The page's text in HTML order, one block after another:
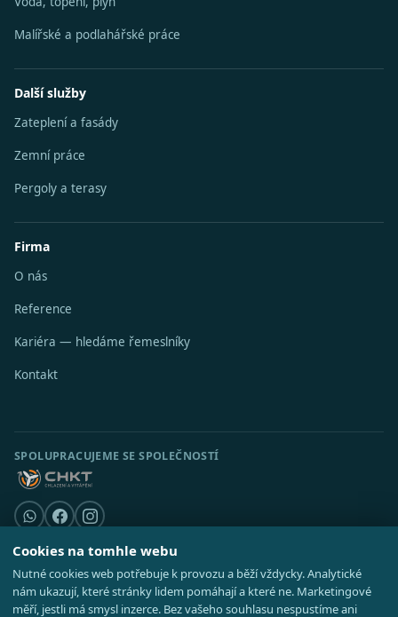
Malířské a podlahářské práce
Další služby
Zateplení a fasády
Zemní práce
Pergoly a terasy
Firma
O nás
Reference
Kariéra — hledáme řemeslníky
Kontakt
SPOLUPRACUJEME SE SPOLEČNOSTÍ
© 2026 Stavební středisko s.r.o. · IČO 08521514 ·Poradna·Kde působíme
·Realizace
GDPR ·Cookies·Nastavení cookies·Mapa webu
Cookies na tomhle webu
Nutné cookies web potřebuje k provozu a běží vždycky. Analytické
nám ukazují, které stránky lidem pomáhají a které ne. Marketingové
měří, jestli má smysl inzerce. Bez vašeho souhlasu nespustíme ani